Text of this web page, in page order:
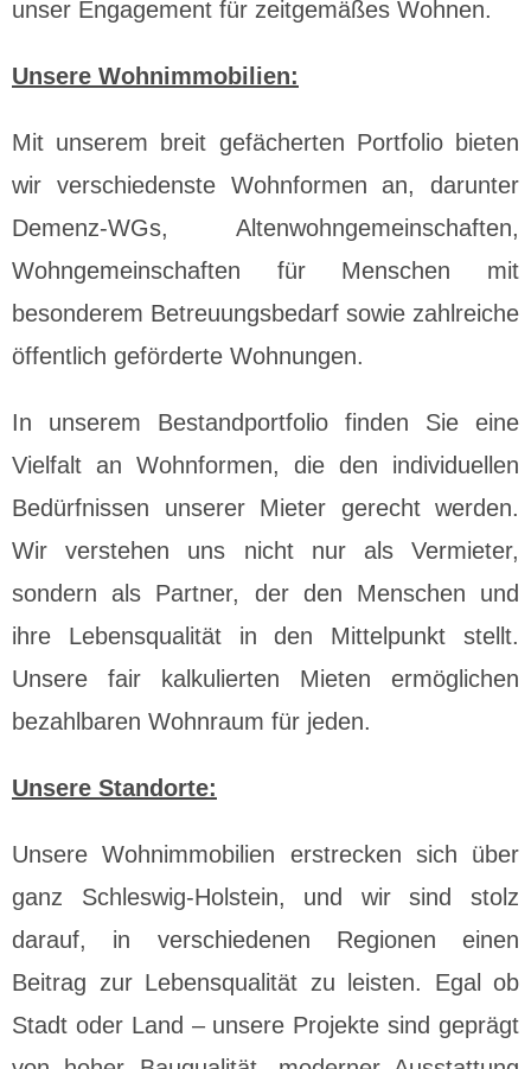
unser Engagement für zeitgemäßes Wohnen.
Unsere Wohnimmobilien:
Mit unserem breit gefächerten Portfolio bieten
wir verschiedenste Wohnformen an, darunter
Demenz-WGs, Altenwohngemeinschaften,
Wohngemeinschaften für Menschen mit
besonderem Betreuungsbedarf sowie zahlreiche
öffentlich geförderte Wohnungen.
In unserem Bestandportfolio finden Sie eine
Vielfalt an Wohnformen, die den individuellen
Bedürfnissen unserer Mieter gerecht werden.
Wir verstehen uns nicht nur als Vermieter,
sondern als Partner, der den Menschen und
ihre Lebensqualität in den Mittelpunkt stellt.
Unsere fair kalkulierten Mieten ermöglichen
bezahlbaren Wohnraum für jeden.
Unsere Standorte:
Unsere Wohnimmobilien erstrecken sich über
ganz Schleswig-Holstein, und wir sind stolz
darauf, in verschiedenen Regionen einen
Beitrag zur Lebensqualität zu leisten. Egal ob
Stadt oder Land – unsere Projekte sind geprägt